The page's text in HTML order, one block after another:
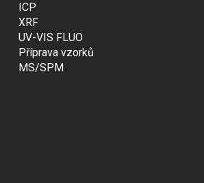
ICP
XRF
UV-VIS FLUO
Příprava vzorků
MS/SPM